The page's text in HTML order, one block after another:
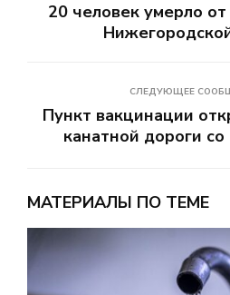
20 человек умерло
СЛЕДУЮЩЕЕ
Пункт вакцинации
канатной дороги
МАТЕРИАЛЫ ПО ТЕМЕ